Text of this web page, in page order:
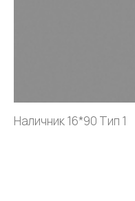
Наличник 16*90 Тип 1